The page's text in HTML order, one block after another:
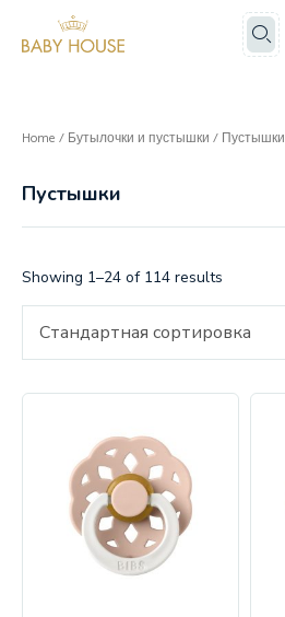
Home / Бутылочки и пустышки / Пустышки
Пустышки
Showing 1–24 of 114 results
Стандартная сортировка